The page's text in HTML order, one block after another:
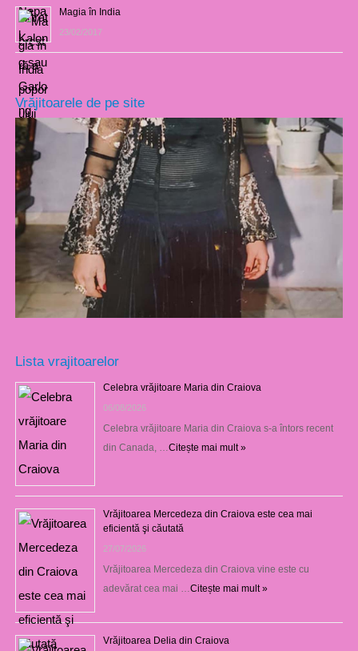
Magia în India
23/02/2017
Vrăjitoarele de pe site
Lista vrajitoarelor
Celebra vrăjitoare Maria din Craiova
06/08/2026
Celebra vrăjitoare Maria din Craiova s-a întors recent
din Canada, … Citește mai mult »
Vrăjitoarea Mercedeza din Craiova este cea mai
eficientă şi căutată
27/07/2026
Vrăjitoarea Mercedeza din Craiova vine este cu
adevărat cea mai … Citește mai mult »
Vrăjitoarea Delia din Craiova